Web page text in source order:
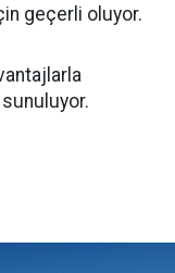
geçerli oluyor.